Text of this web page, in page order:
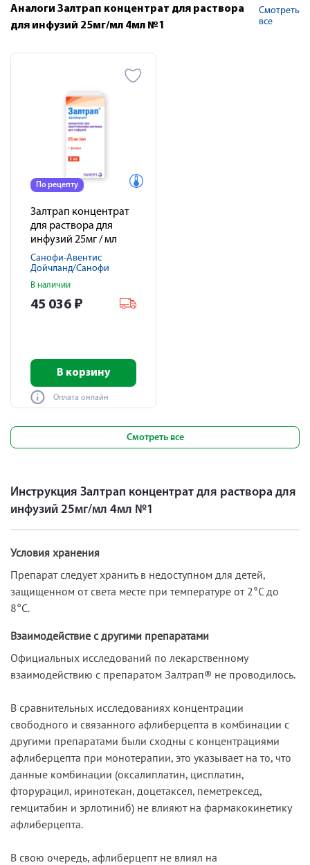
Аналоги Залтрап концентрат для раствора
для инфузий 25мг/мл 4мл №1
Смотреть
все
По рецепту
Залтрап концентрат
для раствора для
инфузий 25мг / мл
8мл № 1
Санофи-Авентис
Дойчланд/Санофи
В наличии
45 036 ₽
В корзину
Оплата онлайн
Смотреть все
Инструкция Залтрап концентрат для раствора для
инфузий 25мг/мл 4мл №1
Условия хранения
Препарат следует хранить в недоступном для детей,
защищенном от света месте при температуре от 2°С до
8°С.
Взаимодействие с другими препаратами
Официальных исследований по лекарственному
взаимодействию с препаратом Залтрап® не проводилось.
В сравнительных исследованиях концентрации
свободного и связанного афлиберцепта в комбинации с
другими препаратами были сходны с концентрациями
афлиберцепта при монотерапии, это указывает на то, что
данные комбинации (оксалиплатин, цисплатин,
фторурацил, иринотекан, доцетаксел, пеметрексед,
гемцитабин и эрлотиниб) не влияют на фармакокинетику
афлиберцепта.
В свою очередь, афлиберцепт не влиял на